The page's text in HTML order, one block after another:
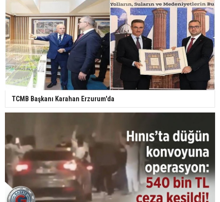
TCMB Başkanı Karahan Erzurum'da